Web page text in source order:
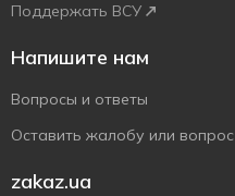
Поддержать ВСУ
Напишите нам
Вопросы и ответы
Оставить жалобу или вопрос
zakaz.ua